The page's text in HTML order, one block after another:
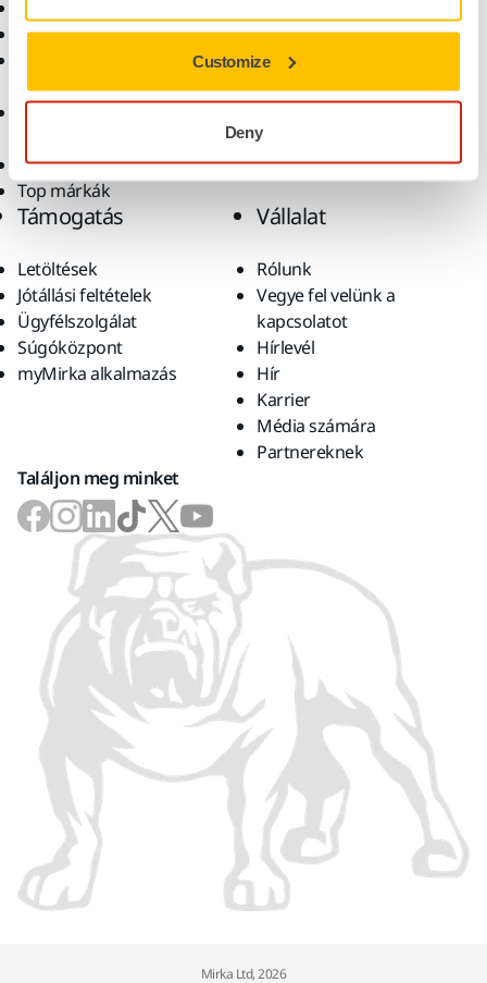
Customize
Deny
Pormentes csiszolás
polírpaszták
Kiegészítők és
Szuperkoptató anyagok
Top márkák
Alkalmazások
Megoldások
Támogatás
Letöltések
Jótállási feltételek
Ügyfélszolgálat
Súgóközpont
myMirka alkalmazás
Vállalat
Rólunk
Vegye fel velünk a
kapcsolatot
Hírlevél
Hír
Karrier
Média számára
Partnereknek
Találjon meg minket
Mirka Ltd, 2026